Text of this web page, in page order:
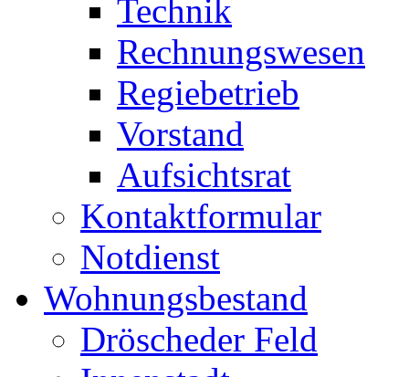
Technik
Rechnungswesen
Regiebetrieb
Vorstand
Aufsichtsrat
Kontaktformular
Notdienst
Wohnungsbestand
Dröscheder Feld